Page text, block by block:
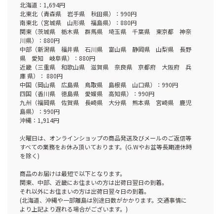
北海道：1,694円
北東北（青森県 岩手県 秋田県）：990円
南東北（宮城県 山形県 福島県）：880円
関東（茨城県 栃木県 群馬県 埼玉県 千葉県 東京都 神奈
川県）：880円
中部（新潟県 福井県 石川県 富山県 静岡県 山梨県 長野
県 愛知 岐阜県）：880円
近畿（三重県 和歌山県 滋賀県 奈良県 京都府 大阪府 兵
庫 県）： 880円
中国（岡山県 広島県 鳥取県 島根県 山口県）：990円
四国（香川県 徳島県 愛媛県 高知県）：990円
九州（福岡県 佐賀県 長崎県 大分県 熊本県 宮崎県 鹿児
島県）：990円
沖縄：1,914円
火曜日は、オンラインショップの商品発送及びメールのご返信等
すべての業務をお休み頂いております。(G.Wやお盆等長期連休時
を除く)
商品のお届けは最短で以下となります。
関東、中部、近畿にお住まいの方は出荷日翌日の到着。
それ以外にお住まいの方は出荷日翌々日の到着。
(北海道、沖縄や一部離島は別途日数がかかります。交通事情に
より上記より遅れる場合がございます。)